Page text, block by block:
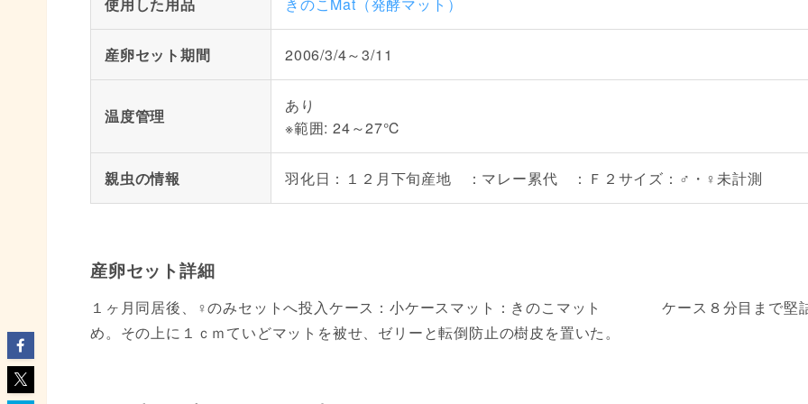
産卵セット期間 2006/3/4～3/11
温度管理
あり
※範囲: 24～27℃
親虫の情報 羽化日：１２月下旬産地 ：マレー累代 ：Ｆ２サイズ：♂・♀未計測
産卵セット詳細
１ヶ月同居後、♀のみセットへ投入ケース：小ケースマット：きのこマット ケース８分目まで堅
め。その上に１ｃｍていどマットを被せ、ゼリーと転倒防止の樹皮を置いた。